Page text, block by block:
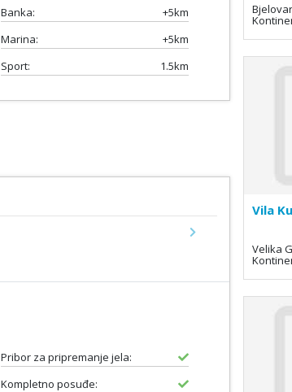
Banka:
+5km
Marina:
+5km
Sport: 1.5km
Next
Pribor za pripremanje jela:
Kompletno posuđe:
Bjelovar
Vila
Velika